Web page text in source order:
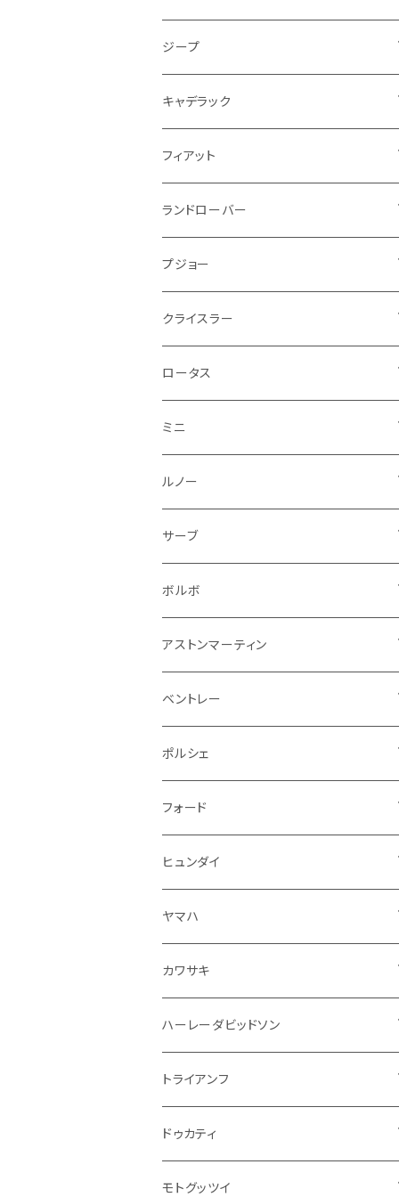
シトロエン
フィアット
クライスラー
サーブ
ベントレー
ロータス
ポルシェ
ヒュンダイ
その他
プジョー
ルノー
サーブ
フォード
ミニ
ロータス
マセラティ
ロールスロイス
ポルシェ
ヒュンダイ
その他
ランドローバー
ロータス
メルセデス ベンツ
ミニ
プジョー
ポルシェ
ルノー
サーブ
フォルクスワーゲン
ボルボ
シートベルト周り
ステアリング
ステアリングホイールカバー
修理ツール
運転席周り
アームレスト
ドア回り
ホーン
キーホルダー
収納用品
灰皿・ゴミ箱
インテリアパネル
ドリンクホルダー
携帯・スマホホルダー
ステッカー
ダッシュボード
クーラント
その他
サスペンション
マフラー
ライト系
ブレーキランプ
方向指示器
ドア系
エアコン系
ブレーキ系
ブレーキランプ
外装系
タイヤ回り系
ホイール
泥除け
ガソリンタンク
フロントワイパー
リアワイパー
オーディオ系
その他
ケーブル系
排気系
ガスケット
通信系
吸気系
エアフィルター
ドリンクホルダー
携帯・スマホホルダー
クッション
ステッカー
バイク ハンドル系
ハンドガード
スロットル
シートカバー
バイク その他
バイク フェンダー系
足回り
サスペンション
オイル系
タイヤ回り
泥除け
ホイール
フロントバンパー回り
グリル
ライト系
ワイパー
トランクマット
ドア回り
タンク系
ケーブル系
バンパー回り
ライト系
ウインカー
その他
リアバンパー
エンジン系
外装系
クーラント
タンク系
ケーブル系
エンジン系
その他
アームレスト
ドア回り
ワイパー
排気系
ガスケット
ダッシュボード
タイヤ回り
泥除け
ライト系
ドア回り
ワイパー
キーホルダー
ワイパー
フロアマット
ジープ
フロアマット
収納用品
キャデラック
フロアマット
フィアット
フロアマット
フロントワイパー
リアワイパー
ランドローバー
フロアマット
ダッシュボード
トランクマット
ライト系
ウインカー
ワイパー
ミラー
収納系
アームレスト
シフトレバー
その他
冷却系
ラジエーター
プジョー
フロアマット
その他
ライト系
ブレーキランプ
ウインカー
トランクマット
ワイパー
キーホルダー
クライスラー
フロアマット
ロータス
フロアマット
ミニ
フロアマット
ルノー
フロアマット
タイヤ回り
泥除け
ワイパー
その他
シフトノブ
運転席周り
ドア回り
アームレスト
ライト系
ウインカー
サーブ
フロアマット
シフトノブ
ボルボ
フロアマット
トランクマット
アストンマーティン
フロアマット
ベントレー
フロアマット
外装
グリル
ポルシェ
フロアマット
その他
フォード
フロアマット
ダッシュボード
ドア回り
エンジン系
オイル系
その他
フロントガラス回り
ワイパー
リアガラス回り
ヒュンダイ
フロアマット
ヤマハ
電装系
ウインカー
モーター系
ミラー
ブレーキ系
クラッチブレーキレバー
駆動系
カワサキ
ミラー
ハンドル系
足回り
サスペンション
タンク系
ハーレーダビッドソン
ミラー
トライアンフ
ミラー
ドゥカティ
ミラー
モトグッツイ